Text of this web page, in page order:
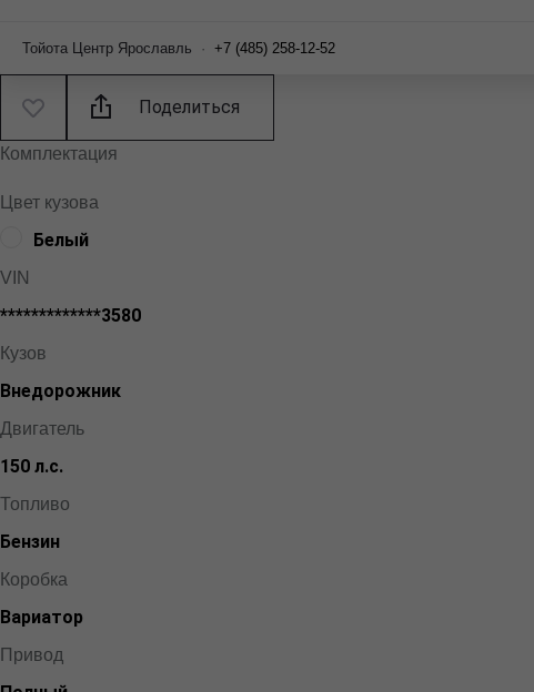
Тойота Центр Ярославль · +7 (485) 258-12-52
Поделиться
Комплектация
Цвет кузова
Белый
VIN
*************3580
Кузов
Внедорожник
Двигатель
150 л.с.
Топливо
Бензин
Коробка
Вариатор
Привод